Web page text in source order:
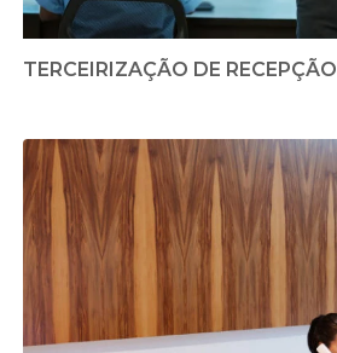
TERCEIRIZAÇÃO DE RECEPÇÃO